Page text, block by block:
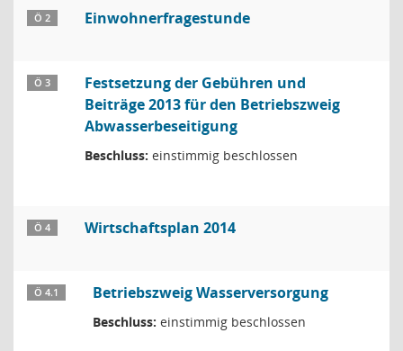
Ö 2 Einwohnerfragestunde
Ö 3
Festsetzung der Gebühren und
Beiträge 2013 für den Betriebszweig
Abwasserbeseitigung
Beschluss: einstimmig beschlossen
Ö 4 Wirtschaftsplan 2014
Ö 4.1 Betriebszweig Wasserversorgung
Beschluss: einstimmig beschlossen